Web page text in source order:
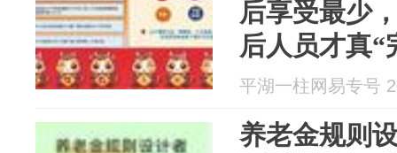
后享受最少
后人员才真“
平湖一柱网易专号
养老金规则